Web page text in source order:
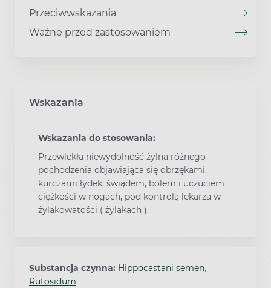
Przeciwwskazania
Ważne przed zastosowaniem
Wskazania
Wskazania do stosowania:
Przewlekła niewydolność żylna różnego
pochodzenia objawiająca się obrzękami,
kurczami łydek, świądem, bólem i uczuciem
ciężkości w nogach, pod kontrolą lekarza w
żylakowatości ( żylakach ).
Substancja czynna: Hippocastani semen,
Rutosidum